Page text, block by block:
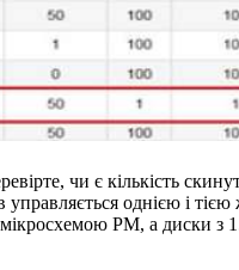
чи є кількість
однією і
PM, а диски